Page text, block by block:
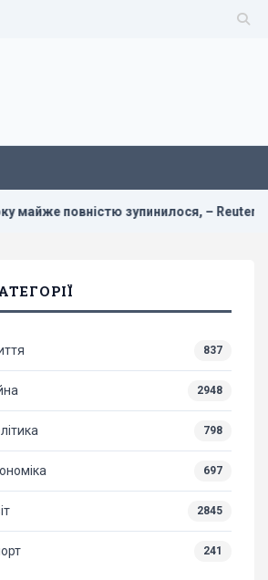
зупинилося, – Reuters У Новій
837
2948
798
697
2845
241